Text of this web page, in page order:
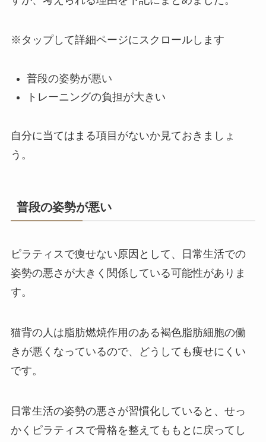
※タップして詳細ページにスクロールします
普段の姿勢が悪い
トレーニングの負担が大きい
自分に当てはまる項目がないか見ておきましょ
う。
普段の姿勢が悪い
ピラティスで痩せない原因として、日常生活での
姿勢の悪さが大きく関係している可能性がありま
す。
猫背の人は脂肪燃焼作用のある褐色脂肪細胞の働
きが悪くなっているので、どうしても痩せにくい
です。
日常生活の姿勢の悪さが習慣化していると、せっ
かくピラティスで骨格を整えてももとに戻ってし